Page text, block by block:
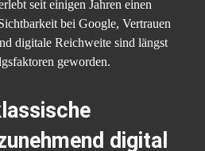
seit einigen Jahren einen
bei Google, Vertrauen
digitale Reichweite sind längst
geworden.
digital